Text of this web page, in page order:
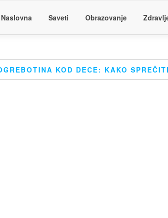
Naslovna Saveti Obrazovanje
KOD DECE: KAKO